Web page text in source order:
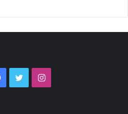
Facebook
TwitterInstagram